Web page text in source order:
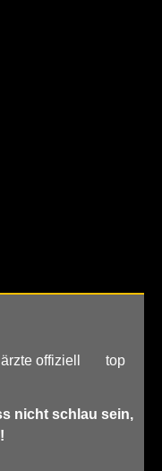
offiziell top
nicht schlau sein,